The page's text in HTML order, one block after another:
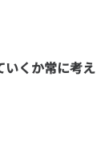
いくか常に考え